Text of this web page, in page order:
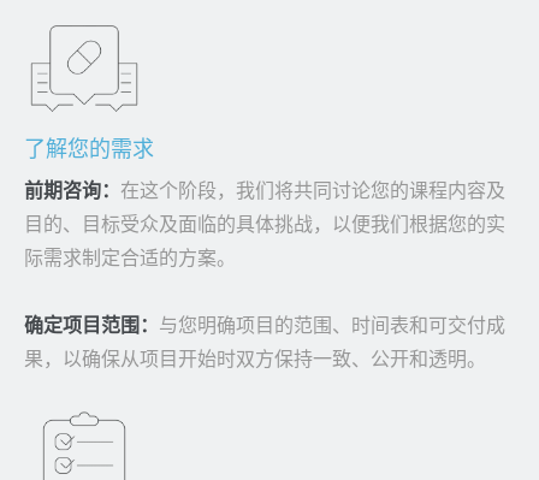
了解您的需求
前期咨询： 在这个阶段，我们将共同讨论您的课程内容及
目的、目标受众及面临的具体挑战，以便我们根据您的实
际需求制定合适的方案。
确定项目范围： 与您明确项目的范围、时间表和可交付成
果，以确保从项目开始时双方保持一致、公开和透明。